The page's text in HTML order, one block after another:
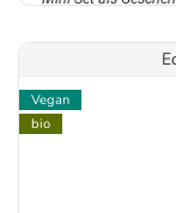
Vegan
bio